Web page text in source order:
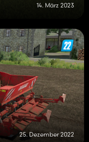
14. März 2023
25. Dezember 2022